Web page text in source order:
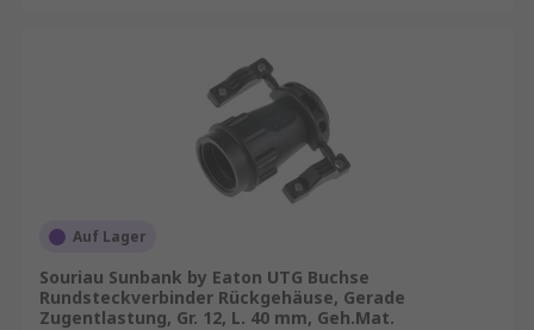
Auf Lager
Souriau Sunbank by Eaton UTG Buchse
Rundsteckverbinder Rückgehäuse, Gerade
Zugentlastung, Gr. 12, L. 40 mm, Geh.Mat.